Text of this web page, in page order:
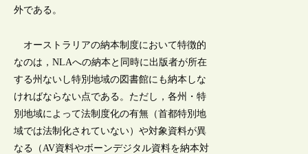
外である。
オーストラリアの納本制度において特徴的
なのは，NLAへの納本と同時に出版者が所在
する州ないし特別地域の図書館にも納本しな
ければならない点である。ただし，各州・特
別地域によって法制度化の有無（首都特別地
域では法制化されていない）や対象資料が異
なる（AV資料やボーンデジタル資料を納本対